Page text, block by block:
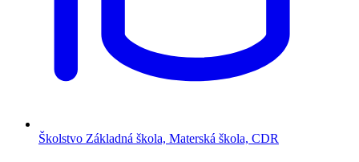
Školstvo Základná škola, Materská škola, CDR